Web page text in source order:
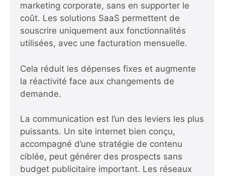
marketing corporate, sans en supporter le
coût. Les solutions SaaS permettent de
souscrire uniquement aux fonctionnalités
utilisées, avec une facturation mensuelle.
Cela réduit les dépenses fixes et augmente
la réactivité face aux changements de
demande.
La communication est l’un des leviers les plus
puissants. Un site internet bien conçu,
accompagné d’une stratégie de contenu
ciblée, peut générer des prospects sans
budget publicitaire important. Les réseaux